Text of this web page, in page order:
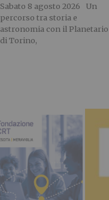
Sabato 8 agosto 2026 Un
percorso tra storia e
astronomia con il Planetario
di Torino,